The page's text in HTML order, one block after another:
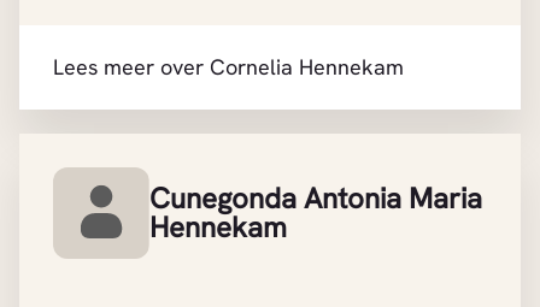
Lees meer over Cornelia Hennekam
Cunegonda Antonia Maria
Hennekam